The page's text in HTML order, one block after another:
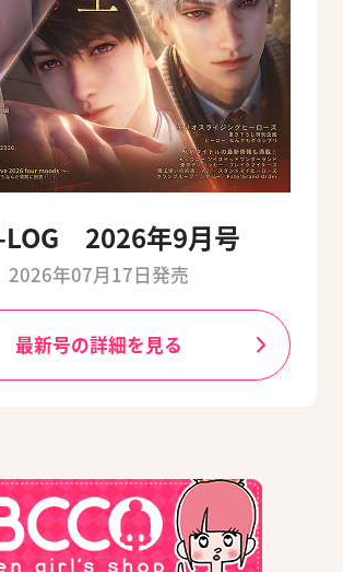
2026年9月号
2026年07月17日発売
最新号の詳細を見る